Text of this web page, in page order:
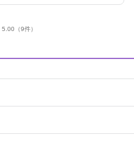
5.00 （9件）